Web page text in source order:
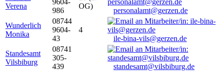
Verena
986
OG)
personalamt@gerzen.de
Wunderlich
Monika
08744
9604-
43
4
ile-bina-vils@gerzen.de
Standesamt
Vilsbiburg
08741
305-
439
standesamt@vilsbiburg.de